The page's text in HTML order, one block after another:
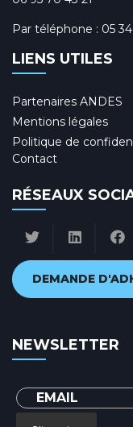
Par téléphone : 05
LIENS UTILES
Partenaires ANDES
Mentions légales
Politique de
Contact
RÉSEAUX
DEMANDE
NEWSLETTER